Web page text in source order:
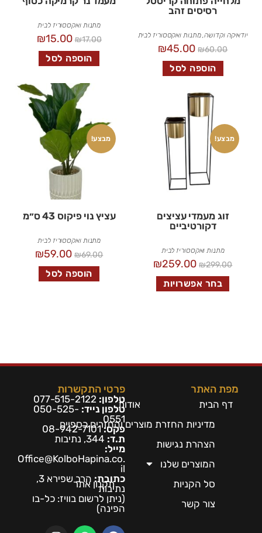
רסיסים זהב
יודאיקה וקדושה,מתנות ואקססוריז לבית
₪60.00
₪45.00
הוספה לסל
מתנות ואקססוריז לבית
₪17.00
₪15.00
הוספה לסל
מבצע!
זוג מעמדי עציצים
דקורטיביים
מתנות ואקססוריז לבית
₪299.00
₪259.00
בחר אפשרויות
מבצע!
עציץ נוי פיקוס 43 ס״מ
מתנות ואקססוריז לבית
₪69.00
₪59.00
הוספה לסל
מפת האתר
דף הבית
אודות
מדיניות החזרת מוצרים והחזרים כספיים
הצהרת נגישות
המוצרים שלנו
סל הקניות
תקנון אתר
צור קשר
פרטי התקשרות
טלפון: 077-515-2122
טלפון נייד: 050-525-
0551
פקס:08-942-7101
ת.ד:
מייל:
Office@KolboHapina.co.
il
כתובת:
הרב שפירא 3,
נתיבות
(ניתן לרשום בוויז: כל-בו
הפינה)